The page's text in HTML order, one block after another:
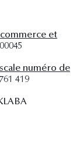
et
numéro de
419